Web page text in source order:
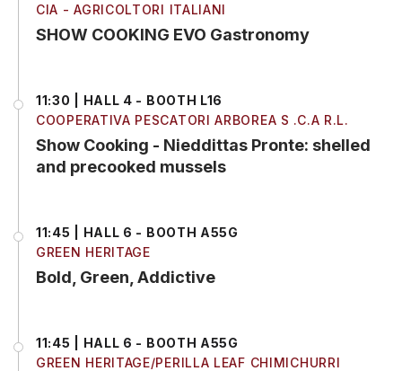
CIA - AGRICOLTORI ITALIANI
SHOW COOKING EVO Gastronomy
11:30 | HALL 4 - BOOTH L16
COOPERATIVA PESCATORI ARBOREA S .C.A R.L.
Show Cooking - Nieddittas Pronte: shelled
and precooked mussels
11:45 | HALL 6 - BOOTH A55G
GREEN HERITAGE
Bold, Green, Addictive
11:45 | HALL 6 - BOOTH A55G
GREEN HERITAGE/PERILLA LEAF CHIMICHURRI